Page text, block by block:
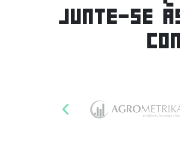
JUNTE-SE
Anterior